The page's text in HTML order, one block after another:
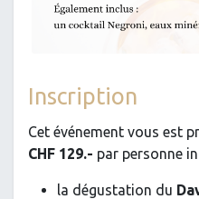
Inscription
Cet événement vous est
CHF 129.- par personne
la dégustation du